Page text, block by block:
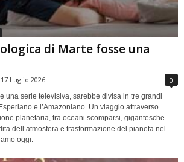
di Marte fosse una
17 Luglio 2026 0
una serie televisiva, sarebbe divisa in tre grandi
e l’Amazoniano. Un viaggio attraverso
planetaria, tra oceani scomparsi, gigantesche
dell’atmosfera e trasformazione del pianeta nel
oggi.